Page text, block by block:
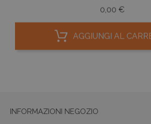
0,00 €Prezzo
AGGIUNGI AL
INFORMAZIONI NEGOZIO